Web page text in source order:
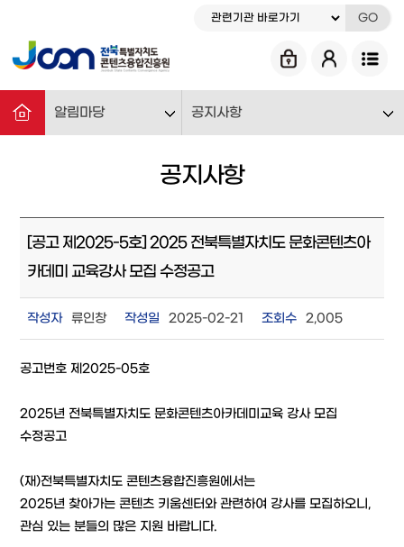
GO
알림마당 공지사항
공지사항
[공고 제2025-5호] 2025 전북특별자치도 문화콘텐츠아
카데미 교육강사 모집 수정공고
작성자 류인창 작성일 2025-02-21 조회수 2,005
공고번호 제2025-05호
2025년 전북특별자치도 문화콘텐츠아카데미교육 강사 모집
수정공고
(재)전북특별자치도 콘텐츠융합진흥원에서는
2025년 찾아가는 콘텐츠 키움센터와 관련하여 강사를 모집하오니,
관심 있는 분들의 많은 지원 바랍니다.